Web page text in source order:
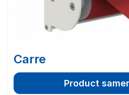
Carre
Product